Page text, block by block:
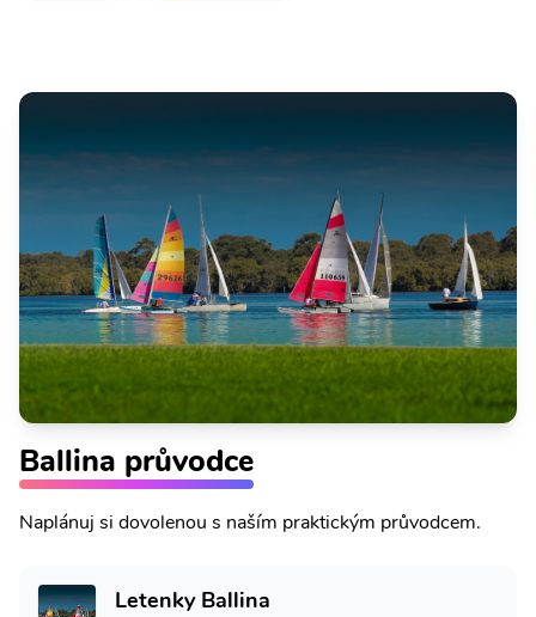
Ballina průvodce
Naplánuj si dovolenou s naším praktickým průvodcem.
Letenky Ballina